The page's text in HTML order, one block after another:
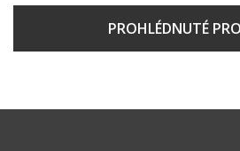
PROHLÉDNUTÉ